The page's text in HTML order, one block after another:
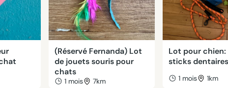
(Réservé Fernanda) Lot
de jouets souris pour
chats
1 mois 7km
Lot pour chien:
sticks
1 mois 1km